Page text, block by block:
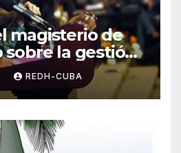
magisterio de
sobre la gestión
revolucionario.
Guach Estévez
REDH-CUBA